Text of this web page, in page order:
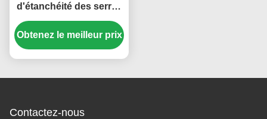
d'étanchéité des serres
hydroponiques
commerciales multi-
étendue
Obtenez le meilleur prix
Contactez-nous